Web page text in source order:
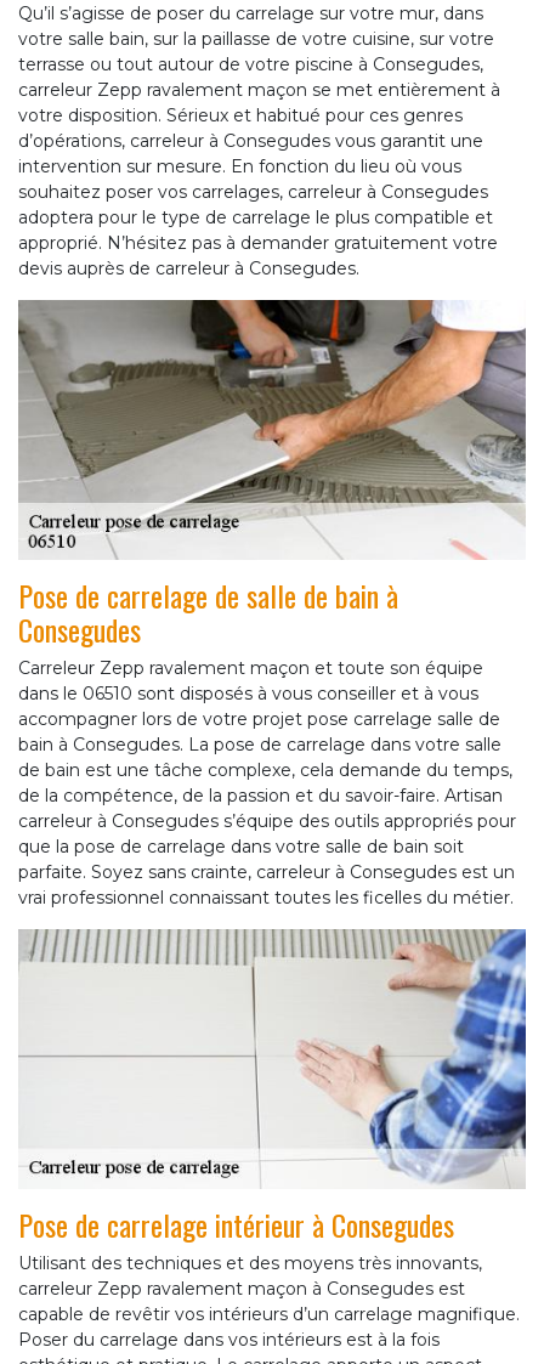
Qu’il s’agisse de poser du carrelage sur votre mur, dans
votre salle bain, sur la paillasse de votre cuisine, sur votre
terrasse ou tout autour de votre piscine à Consegudes,
carreleur Zepp ravalement maçon se met entièrement à
votre disposition. Sérieux et habitué pour ces genres
d’opérations, carreleur à Consegudes vous garantit une
intervention sur mesure. En fonction du lieu où vous
souhaitez poser vos carrelages, carreleur à Consegudes
adoptera pour le type de carrelage le plus compatible et
approprié. N’hésitez pas à demander gratuitement votre
devis auprès de carreleur à Consegudes.
Pose de carrelage de salle de bain à
Consegudes
Carreleur Zepp ravalement maçon et toute son équipe
dans le 06510 sont disposés à vous conseiller et à vous
accompagner lors de votre projet pose carrelage salle de
bain à Consegudes. La pose de carrelage dans votre salle
de bain est une tâche complexe, cela demande du temps,
de la compétence, de la passion et du savoir-faire. Artisan
carreleur à Consegudes s’équipe des outils appropriés pour
que la pose de carrelage dans votre salle de bain soit
parfaite. Soyez sans crainte, carreleur à Consegudes est un
vrai professionnel connaissant toutes les ficelles du métier.
Pose de carrelage intérieur à Consegudes
Utilisant des techniques et des moyens très innovants,
carreleur Zepp ravalement maçon à Consegudes est
capable de revêtir vos intérieurs d’un carrelage magnifique.
Poser du carrelage dans vos intérieurs est à la fois